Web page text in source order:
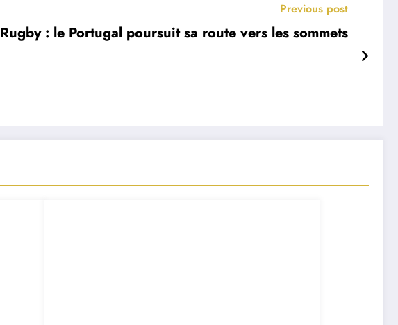
Previous post
Rugby : le Portugal poursuit sa route vers les sommets